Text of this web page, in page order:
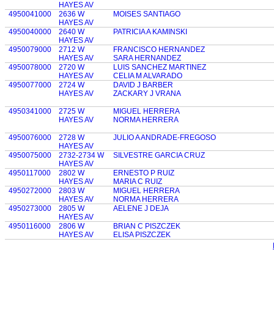
HAYES AV
4950041000
2636 W
HAYES AV
MOISES SANTIAGO
4950040000
2640 W
HAYES AV
PATRICIA A KAMINSKI
4950079000
2712 W
HAYES AV
FRANCISCO HERNANDEZ
SARA HERNANDEZ
4950078000
2720 W
HAYES AV
LUIS SANCHEZ MARTINEZ
CELIA M ALVARADO
4950077000
2724 W
HAYES AV
DAVID J BARBER
ZACKARY J VRANA
4950341000
2725 W
HAYES AV
MIGUEL HERRERA
NORMA HERRERA
4950076000
2728 W
HAYES AV
JULIO A ANDRADE-FREGOSO
4950075000
2732-2734 W
HAYES AV
SILVESTRE GARCIA CRUZ
4950117000
2802 W
HAYES AV
ERNESTO P RUIZ
MARIA C RUIZ
4950272000
2803 W
HAYES AV
MIGUEL HERRERA
NORMA HERRERA
4950273000
2805 W
HAYES AV
AELENE J DEJA
4950116000
2806 W
HAYES AV
BRIAN C PISZCZEK
ELISA PISZCZEK